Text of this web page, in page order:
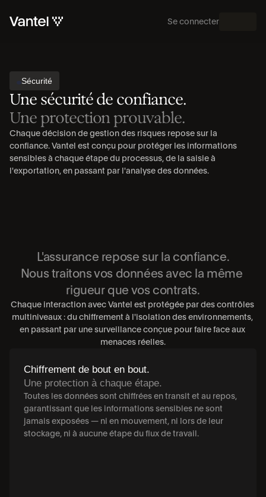
Sécurité
Une sécurité de confiance.
Une protection prouvable.
Chaque décision de gestion des risques repose sur la
confiance. Vantel est conçu pour protéger les informations
sensibles à chaque étape du processus, de la saisie à
l'exportation, en passant par l'analyse des données.
L'assurance repose sur la confiance.
Nous traitons vos données avec la même
rigueur que vos contrats.
Chaque interaction avec Vantel est protégée par des contrôles
multiniveaux : du chiffrement à l'isolation des environnements,
en passant par une surveillance conçue pour faire face aux
menaces réelles.
Chiffrement de bout en bout.
Une protection à chaque étape.
Toutes les données sont chiffrées en transit et au repos,
garantissant que les informations sensibles ne sont
jamais exposées — ni en mouvement, ni lors de leur
stockage, ni à aucune étape du flux de travail.
Se connecter